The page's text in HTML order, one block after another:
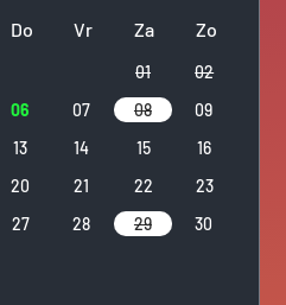
Do Vr Za Zo
01
02
06 07 08
09
13 14 15
16
20 21 22
23
27 28 29
30